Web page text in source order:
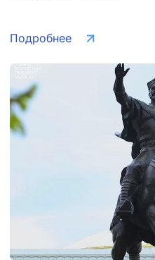
Подробнее